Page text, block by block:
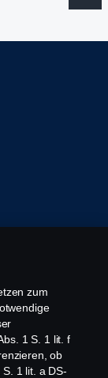
zum
1 S. 1 lit. f
ob
1 lit. a DS-